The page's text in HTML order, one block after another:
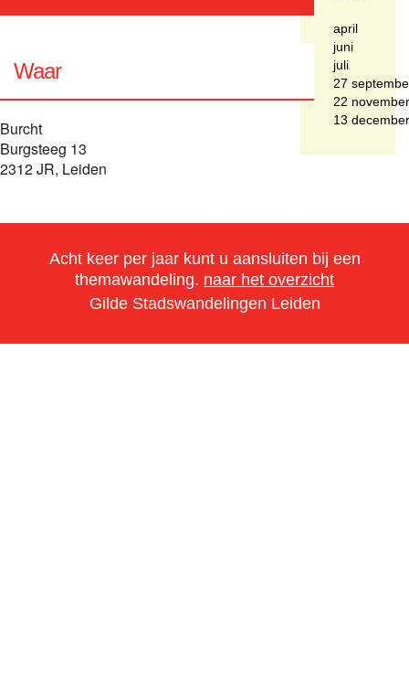
Waar
Burcht
Burgsteeg 13
2312 JR, Leiden
april
juni
juli
27
22 november
13 december
Acht keer per jaar kunt u aansluiten bij een
themawandeling. naar het overzicht
Gilde Stadswandelingen Leiden